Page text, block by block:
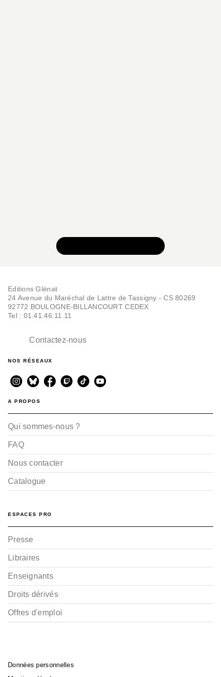
Editions Glénat
24 Avenue du Maréchal de Lattre de Tassigny - CS 80269
92772 BOULOGNE-BILLANCOURT CEDEX
Tel : 01.41.46.11.11
Contactez-nous
NOS RÉSEAUX
A PROPOS
Qui sommes-nous ?
FAQ
Nous contacter
Catalogue
ESPACES PRO
Presse
Libraires
Enseignants
Droits dérivés
Offres d'emploi
Données personnelles